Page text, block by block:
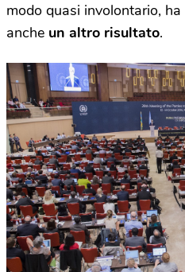
modo quasi involontario,
anche un altro risultato.